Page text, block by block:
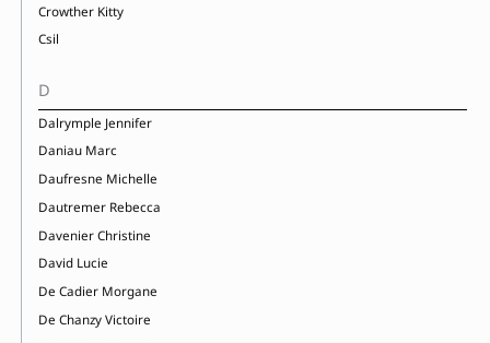
Crowther Kitty
Csil
D
Dalrymple Jennifer
Daniau Marc
Daufresne Michelle
Dautremer Rebecca
Davenier Christine
David Lucie
De Cadier Morgane
De Chanzy Victoire